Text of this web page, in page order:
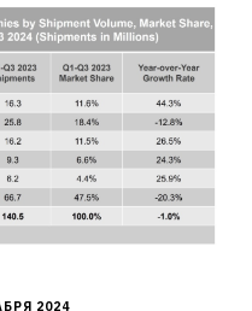
2024